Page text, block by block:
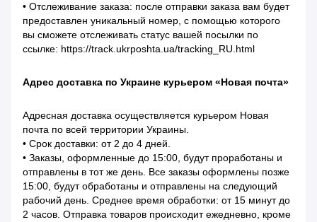
• Отслеживание заказа: после отправки заказа вам будет
предоставлен уникальный номер, с помощью которого
вы сможете отслеживать статус вашей посылки по
ссылке: https://track.ukrposhta.ua/tracking_RU.html
Адрес доставка по Украине курьером «Новая почта»
Адресная доставка осуществляется курьером Новая
почта по всей территории Украины.
• Срок доставки: от 2 до 4 дней.
• Заказы, оформленные до 15:00, будут проработаны и
отправлены в тот же день. Все заказы оформлены позже
15:00, будут обработаны и отправлены на следующий
рабочий день. Среднее время обработки: от 15 минут до
2 часов. Отправка товаров происходит ежедневно, кроме